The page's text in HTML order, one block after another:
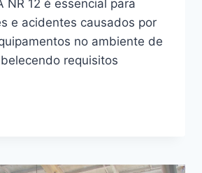
NR 12 é essencial para
e acidentes causados por
no ambiente de
requisitos